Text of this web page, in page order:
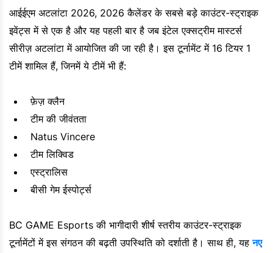
आईईएम अटलांटा 2026, 2026 कैलेंडर के सबसे बड़े काउंटर-स्ट्राइक
इवेंट्स में से एक है और यह पहली बार है जब इंटेल एक्सट्रीम मास्टर्स
सीरीज़ अटलांटा में आयोजित की जा रही है। इस टूर्नामेंट में 16 टियर 1
टीमें शामिल हैं, जिनमें ये टीमें भी हैं:
फ़ेज़ क्लैन
टीम की जीवंतता
Natus Vincere
टीम लिक्विड
एस्ट्रालिस
बीसी गेम ईस्पोर्ट्स
BC GAME Esports की भागीदारी शीर्ष स्तरीय काउंटर-स्ट्राइक
टूर्नामेंटों में इस संगठन की बढ़ती उपस्थिति को दर्शाती है। साथ ही, यहनए